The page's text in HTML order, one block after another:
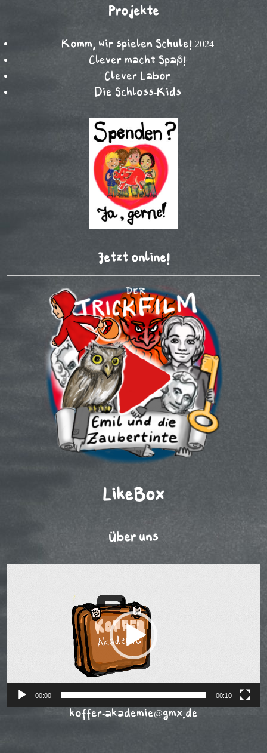
Projekte
Komm, wir spielen Schule! 2024
Clever macht Spaß!
Clever Labor
Die Schloss-Kids
Jetzt online!
LikeBox
Über uns
00:00 00:10
koffer-akademie@gmx.de